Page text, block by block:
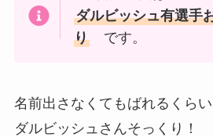
ダルビッシュ有選手
り です。
名前出さなくてもばれるくらい
ダルビッシュさんそっくり！